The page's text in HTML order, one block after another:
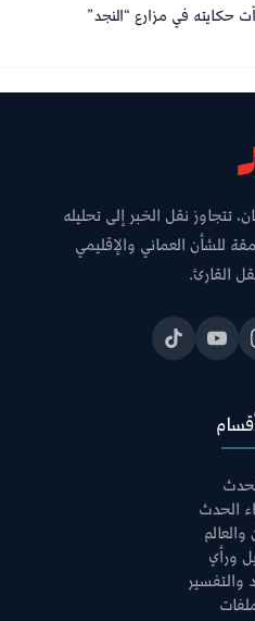
حكايته في مزارع “النجد”
تتجاوز نقل الخبر إلى تحليله
للشأن العماني والإقليمي
القارئ.
الحدث
ورأي
والتفسير